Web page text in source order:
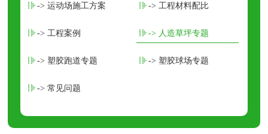
-> 运动场施工方案 -> 工程材料配比
-> 工程案例 -> 人造草坪专题
-> 塑胶跑道专题 -> 塑胶球场专题
-> 常见问题